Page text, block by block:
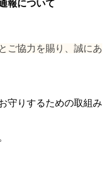
報について
ご協力を賜り、誠にあ
守りするための取組み